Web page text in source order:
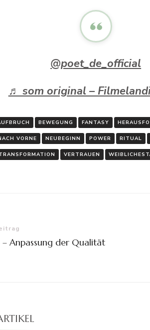
@poet_de_official
♬ som original –
BEWEGUNG FANTASY
VORNE NEUBEGINN POWER RITUAL
VERTRAUEN
– Anpassung der Qualität